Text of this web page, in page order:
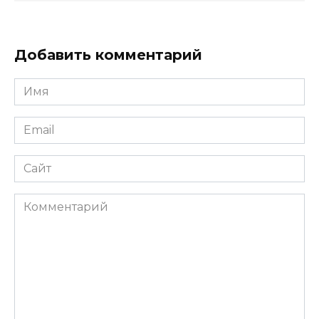
Добавить комментарий
Имя
*
Email
*
Сайт
Комментарий